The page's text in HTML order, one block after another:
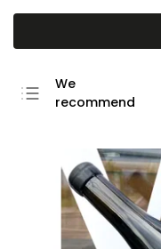
We
recommend
Most expensive
Bestsellers
Alphabetically